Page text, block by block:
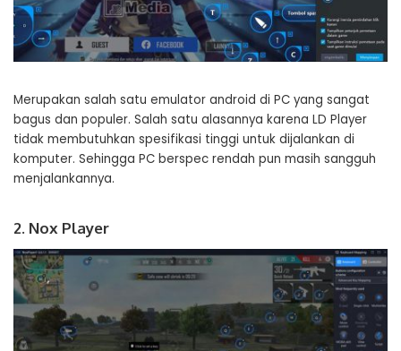
Merupakan salah satu emulator android di PC yang sangat
bagus dan populer. Salah satu alasannya karena LD Player
tidak membutuhkan spesifikasi tinggi untuk dijalankan di
komputer. Sehingga PC berspec rendah pun masih sangguh
menjalankannya.
2. Nox Player